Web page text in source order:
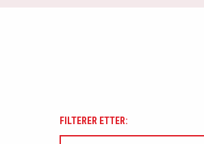
FILTERER ETTER: